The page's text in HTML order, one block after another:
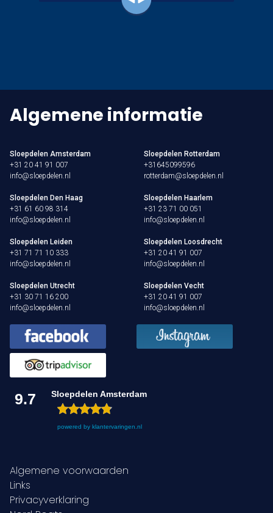
Algemene informatie
Sloepdelen Amsterdam
+31 20 41 91 007
info@sloepdelen.nl
Sloepdelen Rotterdam
+31645099596
rotterdam@sloepdelen.nl
Sloepdelen Den Haag
+31 61 60 98 314
info@sloepdelen.nl
Sloepdelen Haarlem
+31 23 71 00 051
info@sloepdelen.nl
Sloepdelen Leiden
+31 71 71 10 333
info@sloepdelen.nl
Sloepdelen Loosdrecht
+31 20 41 91 007
info@sloepdelen.nl
Sloepdelen Utrecht
+31 30 71 16 200
info@sloepdelen.nl
Sloepdelen Vecht
+31 20 41 91 007
info@sloepdelen.nl
9.7 Sloepdelen Amsterdam
powered by klantervaringen.nl
Algemene voorwaarden
Links
Privacyverklaring